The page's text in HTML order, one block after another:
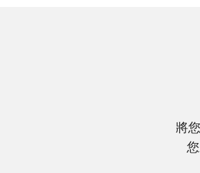
將